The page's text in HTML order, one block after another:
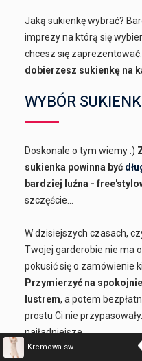
Kremowa sweterkowa sukienka Arianna MAXI z warkoczowym splotem PLUS SIZE XXL
Jaką sukienkę wybrać?
imprezy na którą się
chcesz się zaprezentować.
dobierzesz sukienkę na
WYBÓR
Doskonale o tym wiemy :)
sukienka powinna być
bardziej luźna -
szczęście...
W dzisiejszych czasach,
Twojej garderobie nie ma
pokusić się o zamówienie
Przymierzyć na
lustrem, a potem
prostu Ci nie
najładniejsze.